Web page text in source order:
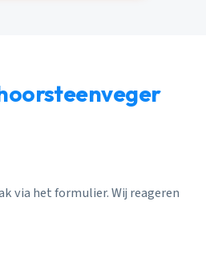
via het formulier. Wij reageren